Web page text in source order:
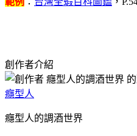
創作者介紹
癮型人
癮型人的調酒世界